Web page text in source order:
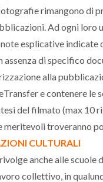
rimangono di
Ad ogni loro
esplicative indicate
assenza di specifico
alla
e contenere
del filmato (max 10
meritevoli troveranno
CULTURALI
anche alle
collettivo, in